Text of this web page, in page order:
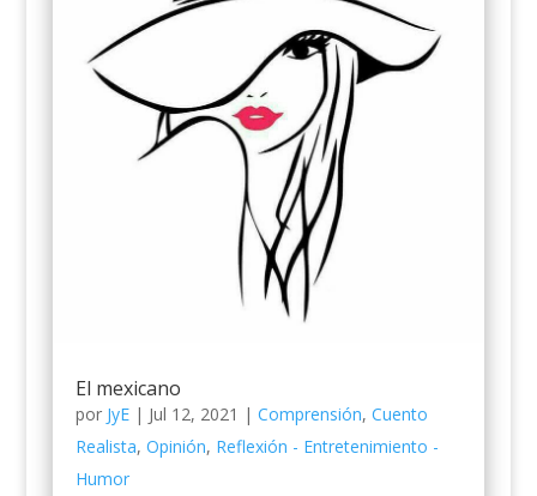
El mexicano
por JyE| Jul 12, 2021 | Comprensión, Cuento
Realista, Opinión, Reflexión - Entretenimiento -
Humor